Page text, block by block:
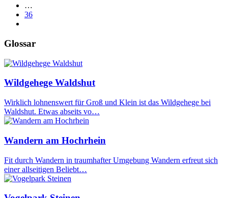
…
36
Glossar
Wildgehege Waldshut
Wirklich lohnenswert für Groß und Klein ist das Wildgehege bei
Waldshut. Etwas abseits vo…
Wandern am Hochrhein
Fit durch Wandern in traumhafter Umgebung Wandern erfreut sich
einer allseitigen Beliebt…